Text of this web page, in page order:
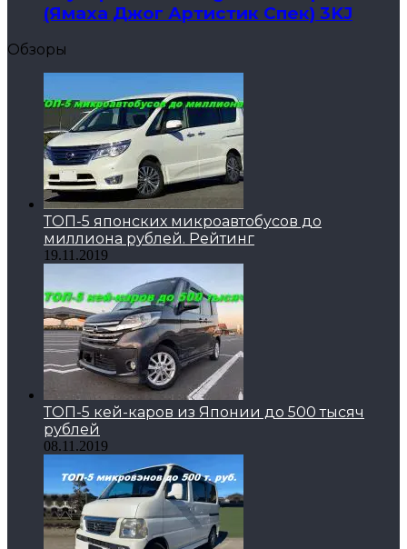
(Ямаха Джог Артистик Спек) 3KJ
Обзоры
ТОП-5 японских микроавтобусов до
миллиона рублей. Рейтинг
19.11.2019
ТОП-5 кей-каров из Японии до 500 тысяч
рублей
08.11.2019